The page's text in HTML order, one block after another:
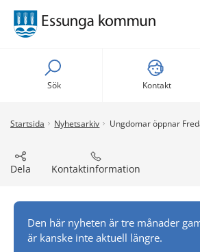
Sök Kontakt
Startsida Nyhetsarkiv Ungdomar öppnar
Dela Kontaktinformation
Den här nyheten är tre månader
är kanske inte aktuell längre.